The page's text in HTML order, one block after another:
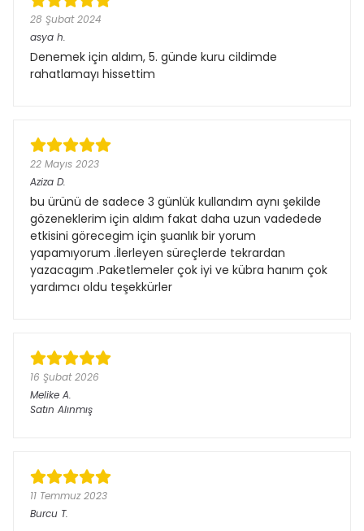
28 Şubat 2024
asya h.
Denemek için aldım, 5. günde kuru cildimde
rahatlamayı hissettim
22 Mayıs 2023
Aziza D.
bu ürünü de sadece 3 günlük kullandım aynı şekilde
gözeneklerim için aldım fakat daha uzun vadedede
etkisini görecegim için şuanlık bir yorum
yapamıyorum .İlerleyen süreçlerde tekrardan
yazacagım .Paketlemeler çok iyi ve kübra hanım çok
yardımcı oldu teşekkürler
16 Şubat 2026
Melike A.
Satın Alınmış
11 Temmuz 2023
Burcu T.